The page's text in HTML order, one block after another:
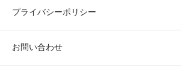
プライバシーポリシー
お問い合わせ